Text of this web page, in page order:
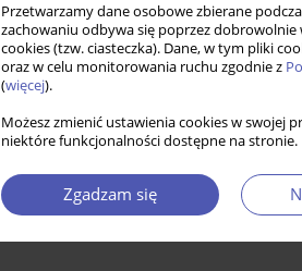
Przetwarzamy dane osobowe zbierane
zachowaniu odbywa się poprzez
cookies (tzw. ciasteczka). Dane, w tym pliki
oraz w celu monitorowania ruchu zgodnie z
(więcej).
Możesz zmienić ustawienia cookies w swojej
niektóre funkcjonalności dostępne na stronie.
Zgadzam się